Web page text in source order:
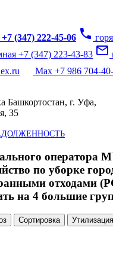
+7 (347) 222-45-06 phone
+7 (347) 223-43-83 mail_outline
Max +7 986 704-
Башкортостан, г. Уфа,
35
оператора
по уборке
отходами
на 4 большие
Сортировка Утилизация